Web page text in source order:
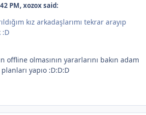
PM, xozox said:
kız arkadaşlarımı tekrar arayıp
:D
offline olmasının yararlarını bakın adam
yapıo :D:D:D